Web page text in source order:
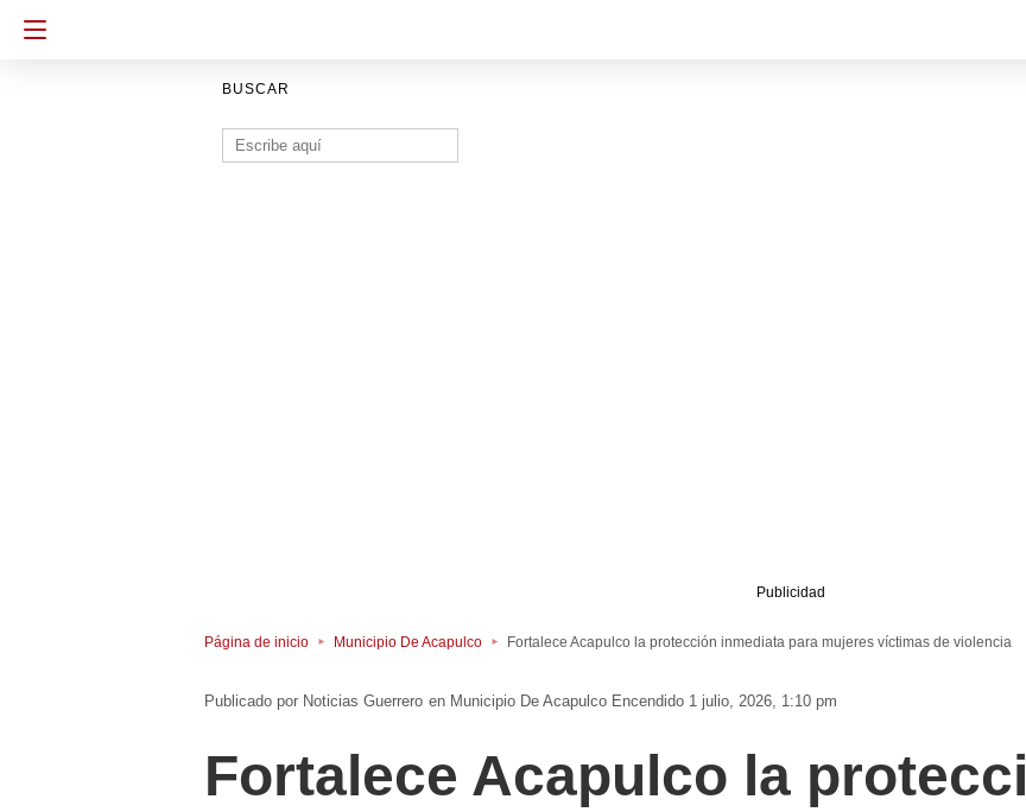
BUSCAR
Buscar:
Publicidad
Página de inicio Municipio De Acapulco Fortalece Acapulco la protección inmediata para mujeres víctimas de violencia
Noticias Guerrero en Municipio De Acapulco Encendido 1 julio, 2026, 1:10 pm
Fortalece Acapulco la